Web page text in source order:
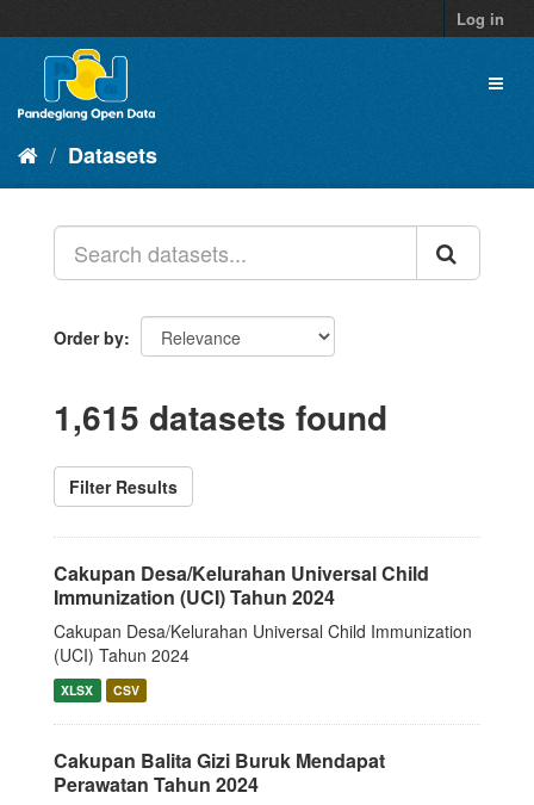
to
content
Log in
Datasets
Order by
1,615 datasets found
Filter Results
Cakupan Desa/Kelurahan Universal Child
Immunization (UCI) Tahun 2024
Cakupan Desa/Kelurahan Universal Child Immunization
(UCI) Tahun 2024
XLSX CSV
Cakupan Balita Gizi Buruk Mendapat
Perawatan Tahun 2024